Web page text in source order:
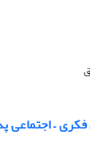
– اجتماعی